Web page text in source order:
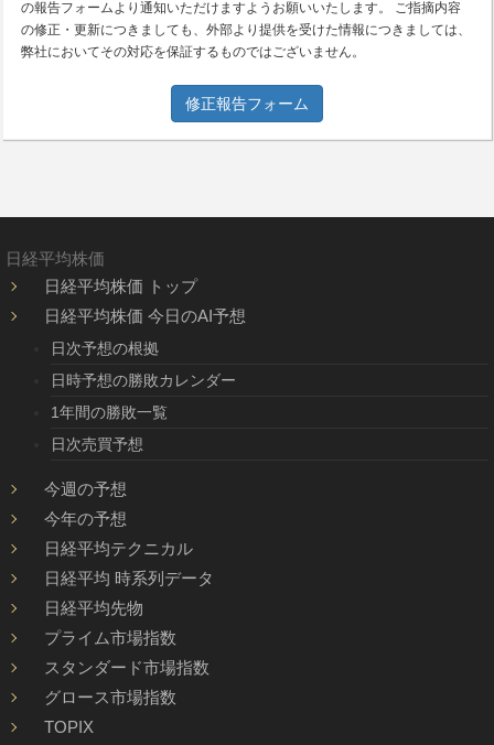
の報告フォームより通知いただけますようお願いいたします。 ご指摘内容
の修正・更新につきましても、外部より提供を受けた情報につきましては、
弊社においてその対応を保証するものではございません。
修正報告フォーム
日経平均株価
日経平均株価 トップ
日経平均株価 今日のAI予想
日次予想の根拠
日時予想の勝敗カレンダー
1年間の勝敗一覧
日次売買予想
今週の予想
今年の予想
日経平均テクニカル
日経平均 時系列データ
日経平均先物
プライム市場指数
スタンダード市場指数
グロース市場指数
TOPIX